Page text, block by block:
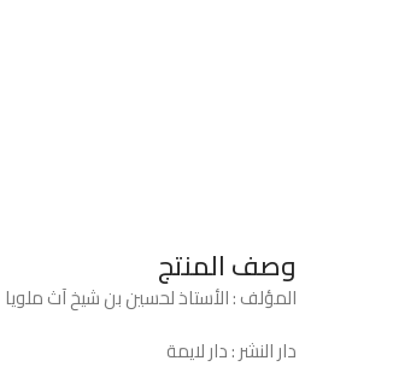
وصف المنتج
المؤلف : الأستاذ لحسين بن شيخ آث ملويا
دار النشر : دار لايمة